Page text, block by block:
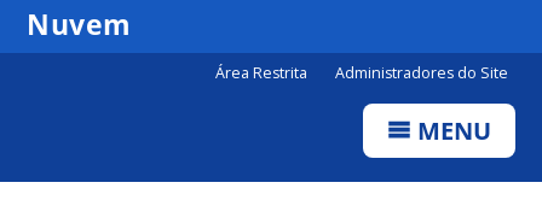
Nuvem
Área Restrita Administradores do Site
MENU